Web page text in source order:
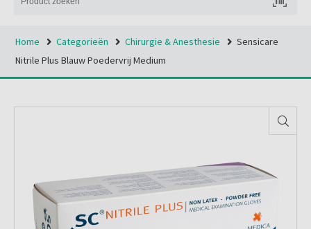
Home Categorieën Chirurgie & Anesthesie
Sensicare
Nitrile Plus Blauw Poedervrij Medium